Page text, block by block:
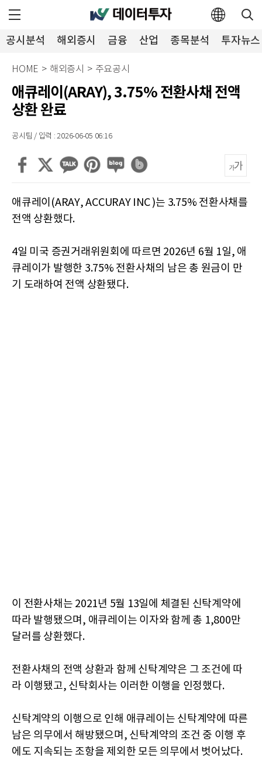
공시분석 해외증시 금융 산업 종목분석 투자뉴스
HOME > 해외증시 > 주요공시
애큐레이(ARAY), 3.75% 전환사채 전액
상환 완료
공시팀 / 입력 : 2026-06-05 06:16
애큐레이(ARAY, ACCURAY INC )는 3.75% 전환사채를
전액 상환했다.
4일 미국 증권거래위원회에 따르면 2026년 6월 1일, 애
큐레이가 발행한 3.75% 전환사채의 남은 총 원금이 만
기 도래하여 전액 상환됐다.
이 전환사채는 2021년 5월 13일에 체결된 신탁계약에
따라 발행됐으며, 애큐레이는 이자와 함께 총 1,800만
달러를 상환했다.
전환사채의 전액 상환과 함께 신탁계약은 그 조건에 따
라 이행됐고, 신탁회사는 이러한 이행을 인정했다.
신탁계약의 이행으로 인해 애큐레이는 신탁계약에 따른
남은 의무에서 해방됐으며, 신탁계약의 조건 중 이행 후
에도 지속되는 조항을 제외한 모든 의무에서 벗어났다.